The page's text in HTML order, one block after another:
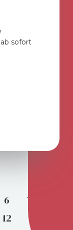
sofort
6
7
12